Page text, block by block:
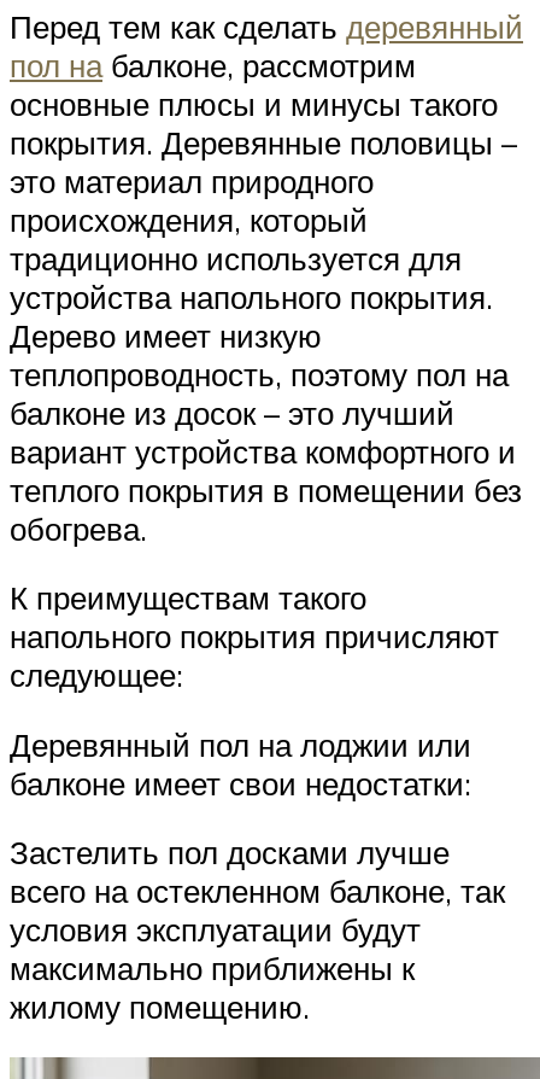
Перед тем как сделать деревянный
пол набалконе, рассмотрим
основные плюсы и минусы такого
покрытия. Деревянные половицы –
это материал природного
происхождения, который
традиционно используется для
устройства напольного покрытия.
Дерево имеет низкую
теплопроводность, поэтому пол на
балконе из досок – это лучший
вариант устройства комфортного и
теплого покрытия в помещении без
обогрева.
К преимуществам такого
напольного покрытия причисляют
следующее:
Деревянный пол на лоджии или
балконе имеет свои недостатки:
Застелить пол досками лучше
всего на остекленном балконе, так
условия эксплуатации будут
максимально приближены к
жилому помещению.